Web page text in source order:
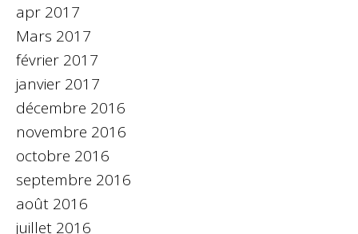
apr 2017
Mars 2017
février 2017
janvier 2017
décembre 2016
novembre 2016
octobre 2016
septembre 2016
août 2016
juillet 2016